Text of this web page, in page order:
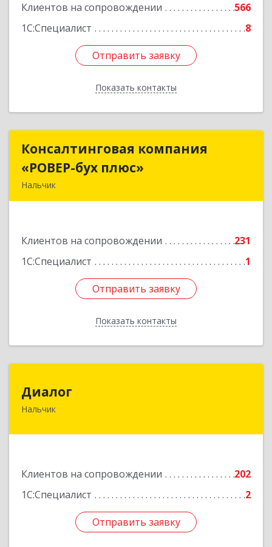
Клиентов на сопровождении
566
1С:Специалист
8
Отправить заявку
Показать контакты
Отправить заявку
Назад
Консалтинговая компания
«РОВЕР-бух плюс»
Нальчик
Клиентов на сопровождении
231
1С:Специалист
1
Отправить заявку
Показать контакты
Консалтинговая компания
«РОВЕР-бух плюс»
Подробнее
Отправить заявку
Назад
Диалог
Нальчик
Клиентов на сопровождении
202
1С:Специалист
2
Отправить заявку
360016, Кабардино-Балкарская Респ, Нальчик г,
Отправить заявку